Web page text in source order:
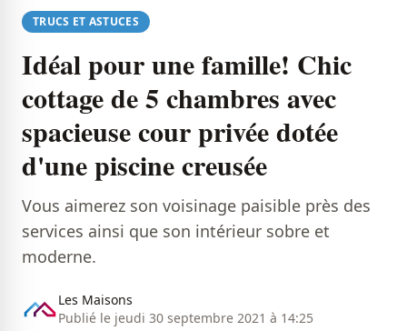
TRUCS ET ASTUCES
Idéal pour une famille! Chic
cottage de 5 chambres avec
spacieuse cour privée dotée
d'une piscine creusée
Vous aimerez son voisinage paisible près des
services ainsi que son intérieur sobre et
moderne.
Les Maisons
Publié le jeudi 30 septembre 2021 à 14:25